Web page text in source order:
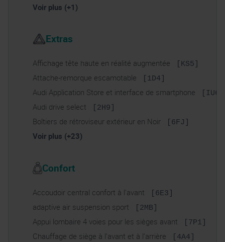
Voir plus (+1)
Extras
Affichage tête haute en réalité augmentée [KS5]
Attache-remorque escamotable [1D4]
Audi Application Store et interface de smartphone [IU6]
Audi drive select [2H9]
Boîtiers de rétroviseur extérieur en Noir [6FJ]
Voir plus (+23)
Confort
Accoudoir central confort à l’avant [6E3]
adaptive air suspension sport [2MB]
Appui lombaire 4 voies pour les sièges avant [7P1]
Chauffage de siège à l’avant et à l’arrière [4A4]